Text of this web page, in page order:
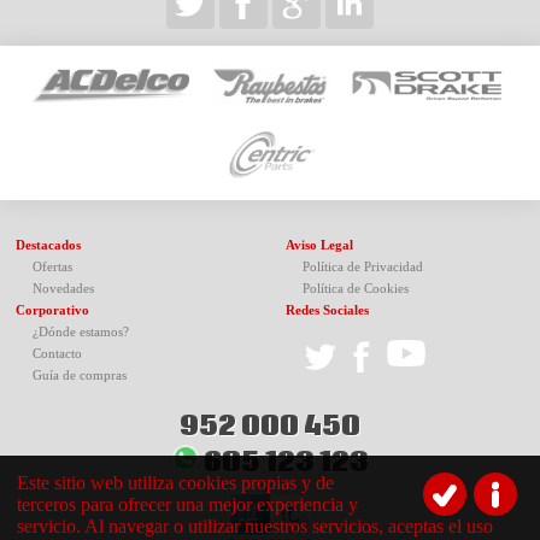
Destacados
Ofertas
Novedades
Corporativo
¿Dónde estamos?
Contacto
Guía de compras
Aviso Legal
Política de Privacidad
Política de Cookies
Redes Sociales
952 000 450
605 123 123
Este sitio web utiliza cookies propias y de
terceros para ofrecer una mejor experiencia y
servicio. Al navegar o utilizar nuestros servicios, aceptas el uso